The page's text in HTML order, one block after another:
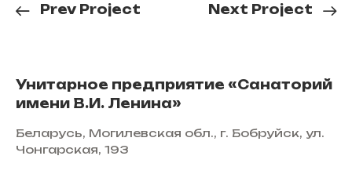
Prev Project Next Project
Унитарное предприятие «Санаторий
имени В.И. Ленина»
Беларусь, Могилевская обл., г. Бобруйск, ул.
Чонгарская, 193